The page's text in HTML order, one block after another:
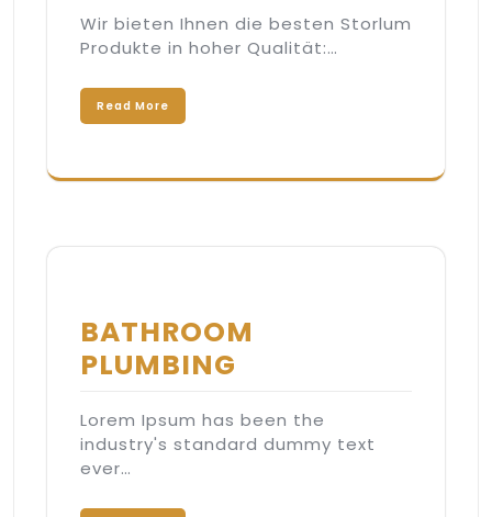
Wir bieten Ihnen die besten Storlum
Produkte in hoher Qualität:…
Read More
BATHROOM
PLUMBING
Lorem Ipsum has been the
industry's standard dummy text
ever…